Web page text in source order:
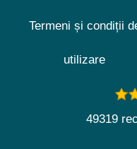
Termeni și condiții
utilizare
49319